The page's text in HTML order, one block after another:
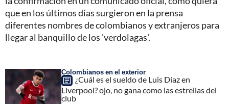
que en los últimos días surgieron en la prensa
diferentes nombres de colombianos y extranjeros para
llegar al banquillo de los 'verdolagas'.
Colombianos en el exterior
¿Cuál es el sueldo de Luis Díaz en
Liverpool? ojo, no gana como las estrellas del
club